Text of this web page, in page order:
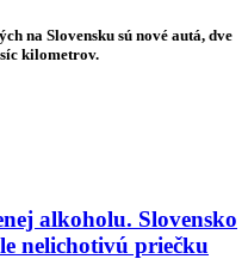
na Slovensku sú nové autá, dve
kilometrov.
alkoholu. Slovensko
nelichotivú priečku